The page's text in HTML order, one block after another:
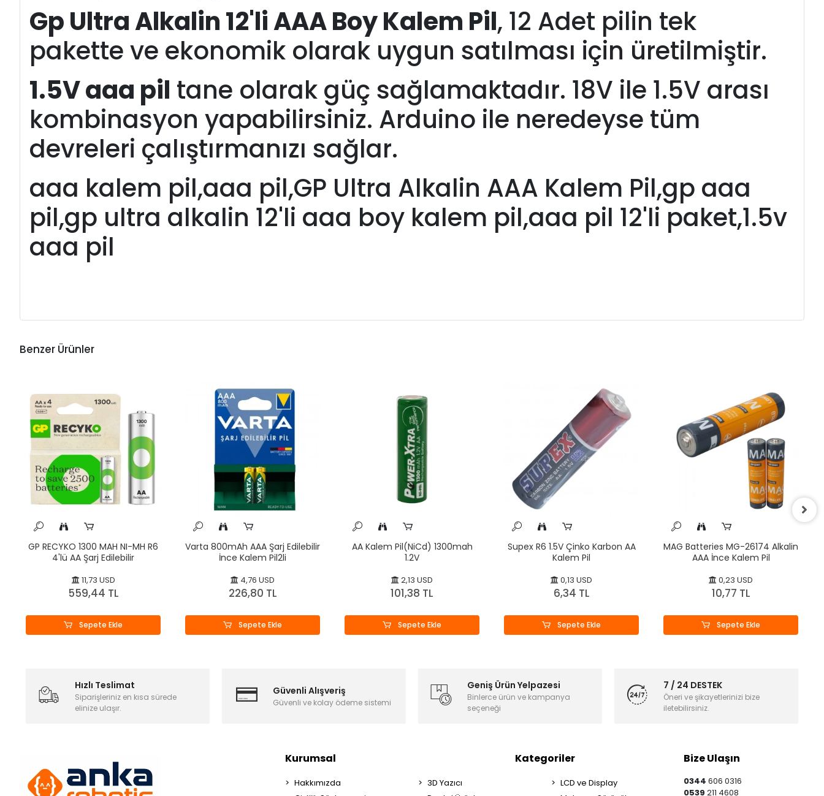
Gp Ultra Alkalin 12'li AAA Boy Kalem Pil, 12 Adet pilin tek
pakette ve ekonomik olarak uygun satılması için üretilmiştir.
1.5V aaa pil tane olarak güç sağlamaktadır. 18V ile 1.5V arası
kombinasyon yapabilirsiniz. Arduino ile neredeyse tüm
devreleri çalıştırmanızı sağlar.
aaa kalem pil,aaa pil,GP Ultra Alkalin AAA Kalem Pil,gp aaa
pil,gp ultra alkalin 12'li aaa boy kalem pil,aaa pil 12'li paket,1.5v
aaa pil
Benzer Ürünler
GP RECYKO 1300 MAH NI-MH R6
4'lü AA Şarj Edilebilir
11,73 USD
559,44 TL
Sepete Ekle
Varta 800mAh AAA Şarj Edilebilir
İnce Kalem Pil2li
4,76 USD
226,80 TL
Sepete Ekle
AA Kalem Pil(NiCd) 1300mah
1.2V
2,13 USD
101,38 TL
Sepete Ekle
Supex R6 1.5V Çinko Karbon AA
Kalem Pil
0,13 USD
6,34 TL
Sepete Ekle
MAG Batteries MG-26174 Alkalin
AAA İnce Kalem Pil
0,23 USD
10,77 TL
Sepete Ekle
Hızlı Teslimat
Siparişleriniz en kısa sürede
elinize ulaşır.
Güvenli Alışveriş
Güvenli ve kolay ödeme sistemi
Geniş Ürün Yelpazesi
Binlerce ürün ve kampanya
seçeneği
7 / 24 DESTEK
Öneri ve şikayetlerinizi bize
iletebilirsiniz.
Kurumsal
Hakkımızda
Kategoriler
3D Yazıcı
LCD ve Display
Bize Ulaşın
0344606 0316
0539211 4608